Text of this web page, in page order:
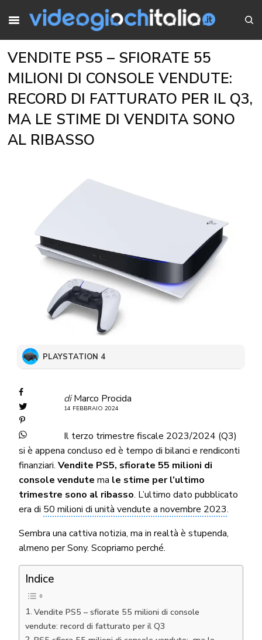
VENDITE PS5 – SFIORATE 55
MILIONI DI CONSOLE VENDUTE:
RECORD DI FATTURATO PER IL Q3,
MA LE STIME DI VENDITA SONO
AL RIBASSO
PLAYSTATION 4
di Marco Procida
14 FEBBRAIO 2024
Il terzo trimestre fiscale 2023/2024 (Q3)
si è appena concluso ed è tempo di bilanci e rendiconti
finanziari. Vendite PS5, sfiorate 55 milioni di
console vendute ma le stime per l’ultimo
trimestre sono al ribasso. L’ultimo dato pubblicato
era di 50 milioni di unità vendute a novembre 2023.
Sembra una cattiva notizia, ma in realtà è stupenda,
almeno per Sony. Scopriamo perché.
Indice
Vendite PS5 – sfiorate 55 milioni di console
vendute: record di fatturato per il Q3